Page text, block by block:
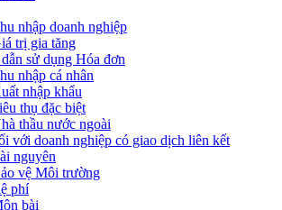
nhập doanh nghiệp
trị gia tăng
sử dụng Hóa đơn
nhập cá nhân
nhập khẩu
thụ đặc biệt
thầu nước ngoài
với doanh nghiệp có giao dịch liên kết
nguyên
vệ Môi trường
phí
bài